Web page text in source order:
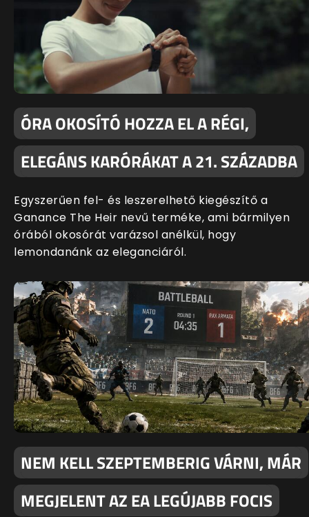
ÓRA OKOSÍTÓ HOZZA EL A RÉGI,
ELEGÁNS KARÓRÁKAT A 21. SZÁZADBA
Egyszerűen fel- és leszerelhető kiegészítő a
Ganance The Heir nevű terméke, ami bármilyen
órából okosórát varázsol anélkül, hogy
lemondanánk az eleganciáról.
NEM KELL SZEPTEMBERIG VÁRNI, MÁR
MEGJELENT AZ EA LEGÚJABB FOCIS